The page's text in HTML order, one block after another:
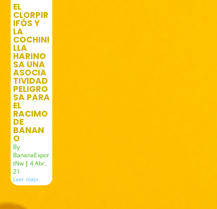
EL
CLORPIR
IFÓS Y
LA
COCHINI
LLA
HARINO
SA UNA
ASOCIA
TIVIDAD
PELIGRO
SA PARA
EL
RACIMO
DE
BANAN
O
By
BananaExpor
tNw | 4Abr,
21
Leer más»